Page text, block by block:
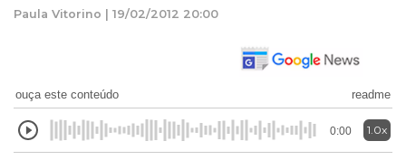
Paula Vitorino | 19/02/2012 20:00
ouça este conteúdo readme
0:00 1.0x